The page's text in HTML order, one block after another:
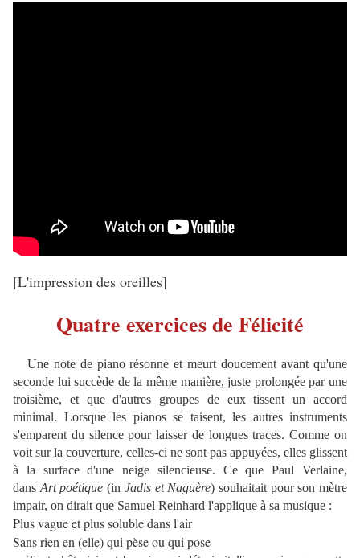
[L'impression des oreilles]
Quatre exercices de Félicité
Une note de piano résonne et meurt doucement avant qu'une
seconde lui succède de la même manière, juste prolongée par une
troisième, et que d'autres groupes de eux tissent un accord
minimal. Lorsque les pianos se taisent, les autres instruments
s'emparent du silence pour laisser de longues traces. Comme on
voit sur la couverture, celles-ci ne sont pas appuyées, elles glissent
à la surface d'une neige silencieuse. Ce que Paul Verlaine,
dans Art poétique (in Jadis et Naguère) souhaitait pour son mètre
impair, on dirait que Samuel Reinhard l'applique à sa musique :
Plus vague et plus soluble dans l'air
Sans rien en (elle) qui pèse ou qui pose